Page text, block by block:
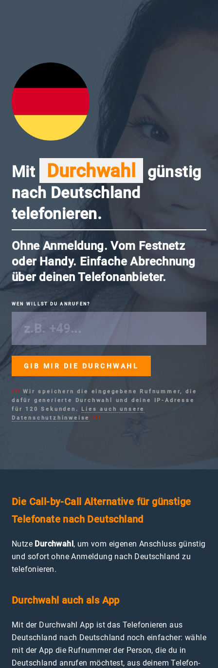
Mit Durchwahl
günstig
nach Deutschland
telefonieren.
Ohne Anmeldung. Vom Festnetz
oder Handy. Einfache Abrechnung
über deinen Telefonanbieter.
WEN WILLST DU ANRUFEN?
!!!
Wir speichern die eingegebene Rufnummer, die
dafür generierte Durchwahl und deine IP-Adresse
für 120 Sekunden. Lies auch unsere
Datenschutzhinweise
!!!
Die Call-by-Call Alternative für günstige
Telefonate nach Deutschland
Nutze Durchwahl, um vom eigenen Anschluss günstig
und sofort ohne Anmeldung nach Deutschland zu
telefonieren.
Durchwahl auch als App
Mit der Durchwahl App ist das Telefonieren aus
Deutschland nach Deutschland noch einfacher: wähle
mit der App die Rufnummer der Person, die du in
Deutschland anrufen möchtest, aus deinem Telefon-